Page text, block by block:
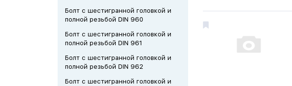
Болт с шестигранной головкой и
полной резьбой DIN 960
Болт с шестигранной головкой и
полной резьбой DIN 961
Болт с шестигранной головкой и
полной резьбой DIN 962
Болт с шестигранной головкой и